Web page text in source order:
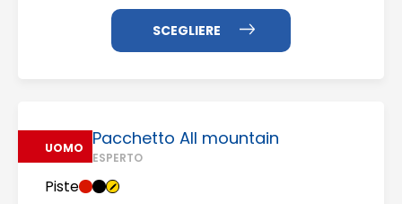
UOMO Pacchetto All mountain
ESPERTO
Piste